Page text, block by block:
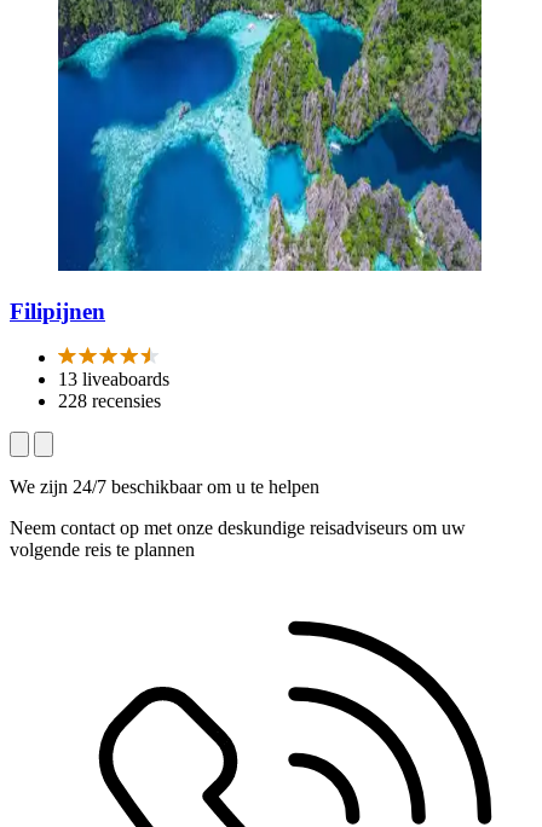
Filipijnen
13 liveaboards
228 recensies
We zijn 24/7 beschikbaar om u te helpen
Neem contact op met onze deskundige reisadviseurs om uw
volgende reis te plannen